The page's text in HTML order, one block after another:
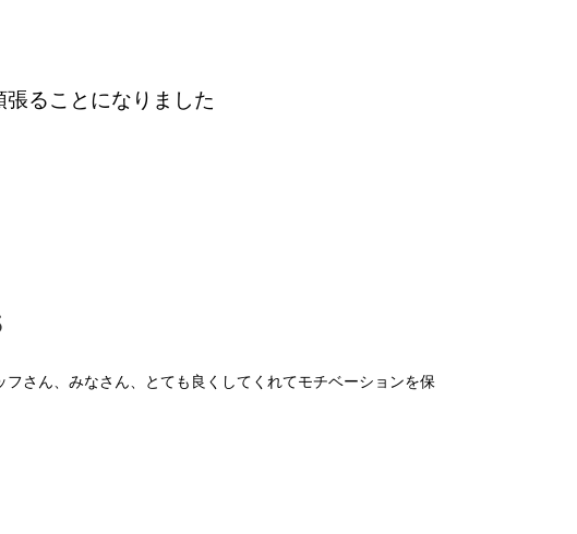
ることになりました
さん、みなさん、とても良くしてくれてモチベーションを保